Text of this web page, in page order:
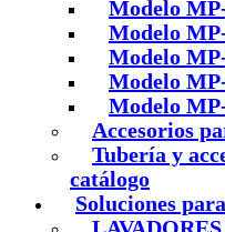
Modelo
Modelo
Modelo
Modelo
Modelo
Accesorios
Tubería y
catálogo
Soluciones